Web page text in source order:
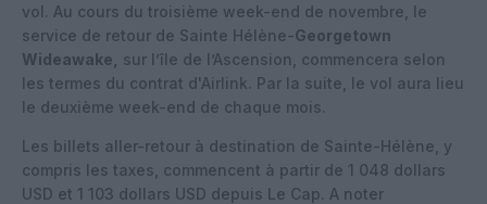
vol. Au cours du troisième week-end de novembre, le
service de retour de Sainte Hélène-Georgetown
Wideawake,
sur l’île de l’Ascension, commencera selon
les termes du contrat d'Airlink. Par la suite, le vol aura lieu
le deuxième week-end de chaque mois.
Les billets aller-retour à destination de Sainte-Hélène, y
compris les taxes, commencent à partir de 1 048 dollars
USD et 1 103 dollars USD depuis Le Cap. A noter